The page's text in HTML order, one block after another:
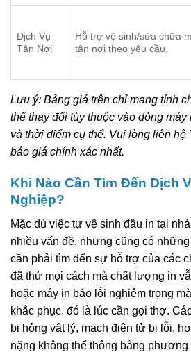
Dịch Vụ
Tận Nơi
Hỗ trợ vệ sinh/sửa chữa
tận nơi theo yêu cầu.
Lưu ý: Bảng giá trên chỉ mang tính
thể thay đổi tùy thuộc vào dòng
và thời điểm cụ thể. Vui lòng liên hệ
báo giá chính xác nhất.
Khi Nào Cần Tìm Đến Dịch
Nghiệp?
Mặc dù việc tự vệ sinh đầu in tại
nhiều vấn đề, nhưng cũng có
cần phải tìm đến sự hỗ trợ của các
đã thử mọi cách mà chất lượng in
hoặc máy in báo lỗi nghiêm trọng
khắc phục, đó là lúc cần gọi thợ.
bị hỏng vật lý, mạch điện tử bị lỗi,
nặng không thể thông bằng phương